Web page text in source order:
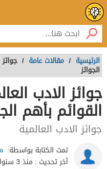
الرئيسية / مقالات عامة /
الجوائز
جوائز الادب
القوائم بأهم
جوائز الادب العالمية
تمت الكتابة بواسطة:
آخر تحديث : منذ 3 سنوات